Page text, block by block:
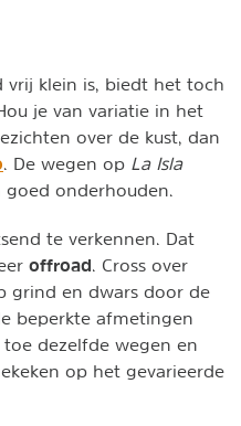
vrij klein is, biedt het toch
je van variatie in het
over de kust, dan
. De wegen op La Isla
onderhouden.
te verkennen. Dat
offroad. Cross over
grind en dwars door de
beperkte afmetingen
dezelfde wegen en
op het gevarieerde